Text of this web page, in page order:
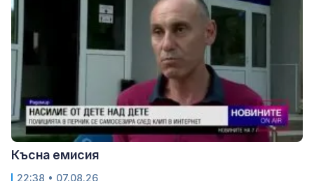
Късна емисия
22:38 • 07.08.26